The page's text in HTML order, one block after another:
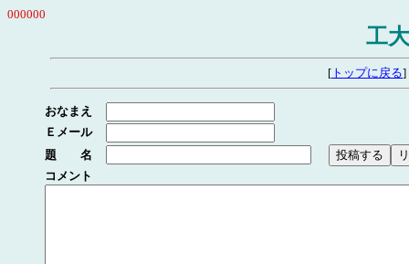
000000
工
[ トップに戻る]
おなまえ
Ｅメール
題 名
コメント